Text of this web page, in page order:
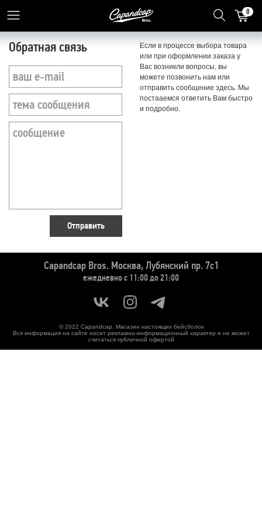
0
Обратная связь
Отправить
Если в процессе выбора товара
или при оформлении заказа у
Вас возникли вопросы, вы
можете позвонить нам или
отправить сообщение здесь. Мы
постааемся ответить Вам быстро
и подробно.
Capandcap Bros. Москва, Лубянский пр. 7с1
ежедневно с 11:00 до 21:00
© 2022 Capandcap. Магазин настоящих бейсболок
Вся информация на сайте носит рекламно-информационный характер и не может
считаться публичной офертой